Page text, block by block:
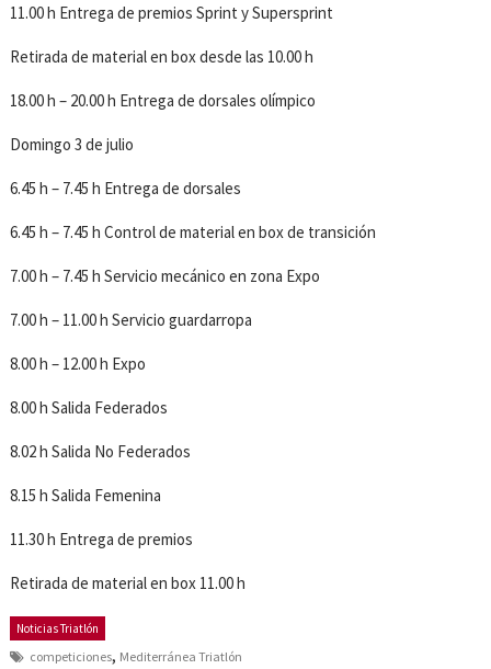
11.00 h Entrega de premios Sprint y Supersprint
Retirada de material en box desde las 10.00 h
18.00 h – 20.00 h Entrega de dorsales olímpico
Domingo 3 de julio
6.45 h – 7.45 h Entrega de dorsales
6.45 h – 7.45 h Control de material en box de transición
7.00 h – 7.45 h Servicio mecánico en zona Expo
7.00 h – 11.00 h Servicio guardarropa
8.00 h – 12.00 h Expo
8.00 h Salida Federados
8.02 h Salida No Federados
8.15 h Salida Femenina
11.30 h Entrega de premios
Retirada de material en box 11.00 h
Noticias Triatlón
competiciones, Mediterránea Triatlón